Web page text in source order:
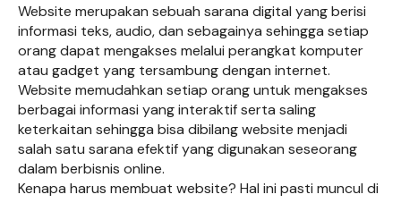
Website merupakan sebuah sarana digital yang berisi
informasi teks, audio, dan sebagainya sehingga setiap
orang dapat mengakses melalui perangkat komputer
atau gadget yang tersambung dengan internet.
Website memudahkan setiap orang untuk mengakses
berbagai informasi yang interaktif serta saling
keterkaitan sehingga bisa dibilang website menjadi
salah satu sarana efektif yang digunakan seseorang
dalam berbisnis online.
Kenapa harus membuat website? Hal ini pasti muncul di